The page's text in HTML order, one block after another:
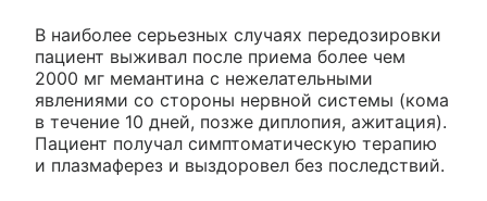
В наиболее серьезных случаях передозировки
пациент выживал после приема более чем
2000 мг мемантина с нежелательными
явлениями со стороны нервной системы (кома
в течение 10 дней, позже диплопия, ажитация).
Пациент получал симптоматическую терапию
и плазмаферез и выздоровел без последствий.